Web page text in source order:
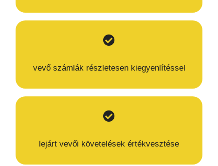
vevő számlák részletesen kiegyenlítéssel
lejárt vevői követelések értékvesztése